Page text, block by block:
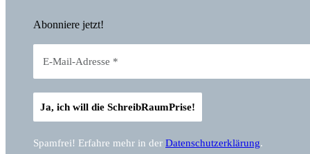
Abonniere jetzt!
Spamfrei! Erfahre mehr in der Datenschutzerklärung.